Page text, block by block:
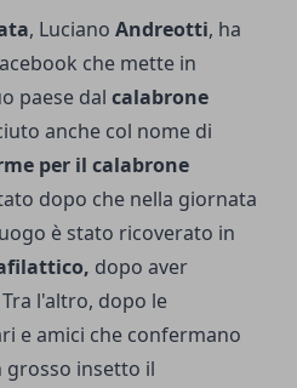
, Luciano Andreotti, ha
che mette in
paese dal calabrone
anche col nome di
per il calabrone
dopo che nella giornata
è stato ricoverato in
dopo aver
l'altro, dopo le
e amici che confermano
grosso insetto il